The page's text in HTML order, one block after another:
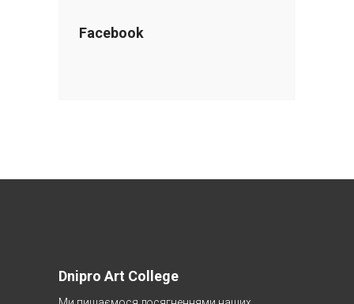
Facebook
Dnipro Art College